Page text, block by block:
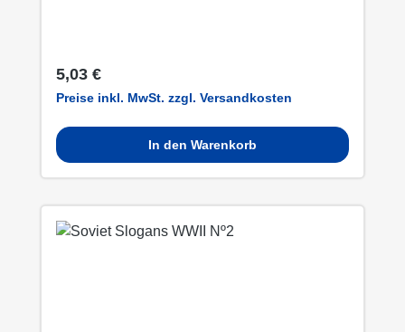
Regulärer Preis:
5,03 €
Preise inkl. MwSt. zzgl. Versandkosten
In den Warenkorb